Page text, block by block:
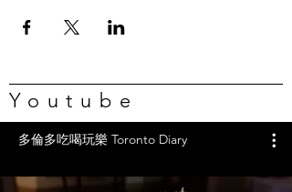
Youtube
多倫多吃喝玩樂 Toronto Diary